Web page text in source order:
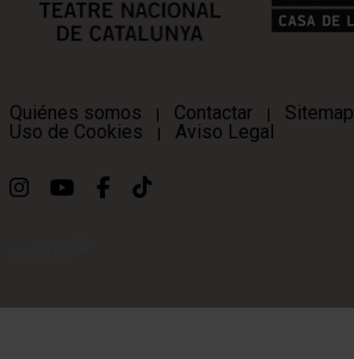
Quiénes somos | Contactar | Sitemap
Uso de Cookies | Aviso Legal
Link a instagram
Link a youtube
Link a facebook
Link a ticktok